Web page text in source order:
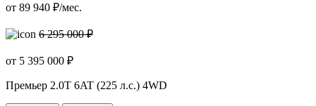
от 89 940 ₽/мес.
6 295 000 ₽
от 5 395 000 ₽
Премьер 2.0T 6AT (225 л.с.) 4WD